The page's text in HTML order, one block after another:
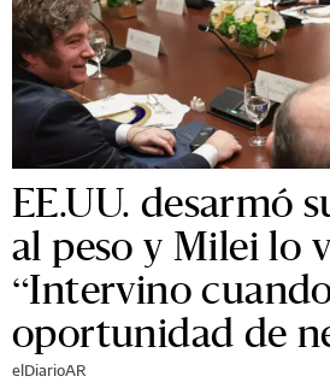
EE.UU. desarmó
al peso y Milei lo
“Intervino
oportunidad de
elDiarioAR